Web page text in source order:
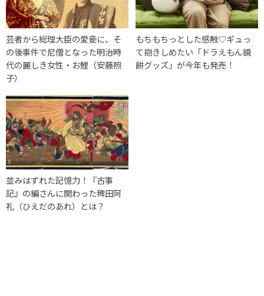
芸者から総理大臣の愛妾に、そ
の後事件で尼僧となった明治時
代の麗しき女性・お鯉（安藤照
子）
もちもちっとした感触♡ギュっ
て抱きしめたい「ドラえもん鏡
餅グッズ」が今年も発売！
並みはずれた記憶力！『古事
記』の編さんに関わった稗田阿
礼（ひえだのあれ）とは？